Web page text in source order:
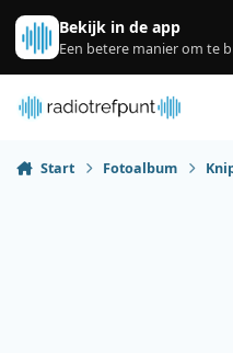
Spring naar bijdragen
Bekijk in de app
Een betere manier om te
Start Fotoalbum